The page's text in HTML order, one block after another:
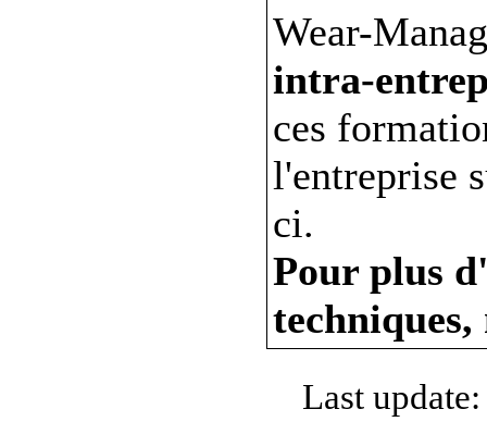
Wear-
intra-
ces
l'entreprise
ci.
Pour plus
Last